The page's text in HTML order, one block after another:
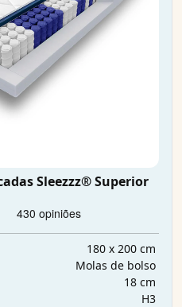
Sleezzz® Superior
180 x 200 cm
Molas de bolso
18 cm
H3